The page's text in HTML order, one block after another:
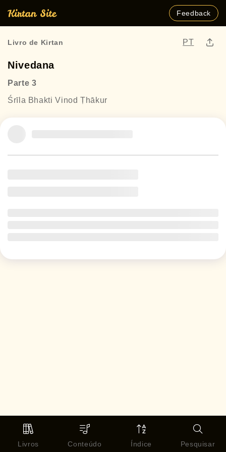
Feedback
Livro de Kirtan PT
Nivedana
Parte 3
Śrīla Bhakti Vinod Ṭhākur
Livros Conteúdo Índice Pesquisar